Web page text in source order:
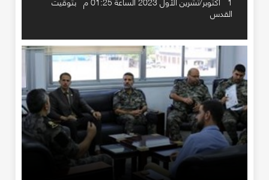
القدس